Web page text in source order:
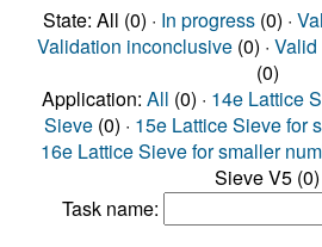
State: All (0) · In progress(0) ·
Validation inconclusive(0) · Valid
(0)
Application: All (0) · 14e Lattice
Sieve (0) · 15e Lattice Sieve for
16e Lattice Sieve for smaller
Sieve V5 (0)
Task name: